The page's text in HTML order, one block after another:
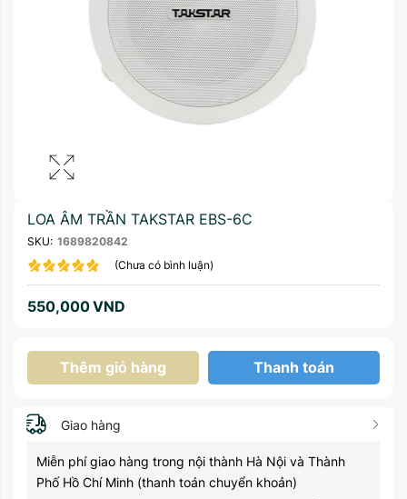
LOA ÂM TRẦN TAKSTAR EBS-6C
SKU: 1689820842
(Chưa có bình luận)
550,000VND
Thêm giỏ hàng Thanh toán
Giao hàng
Miễn phí giao hàng trong nội thành Hà Nội và Thành
Phố Hồ Chí Minh (thanh toán chuyển khoản)